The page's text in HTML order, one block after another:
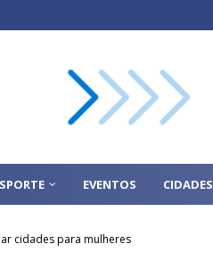
EVENTOS CIDADES
cidades para mulheres